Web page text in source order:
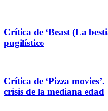
Crítica de ‘Beast (La
pugilístico
Crítica de ‘Pizza
crisis de la mediana edad